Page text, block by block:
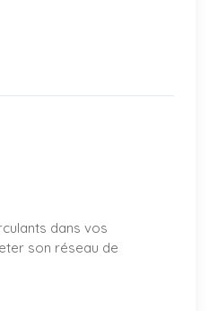
dans vos
son réseau de